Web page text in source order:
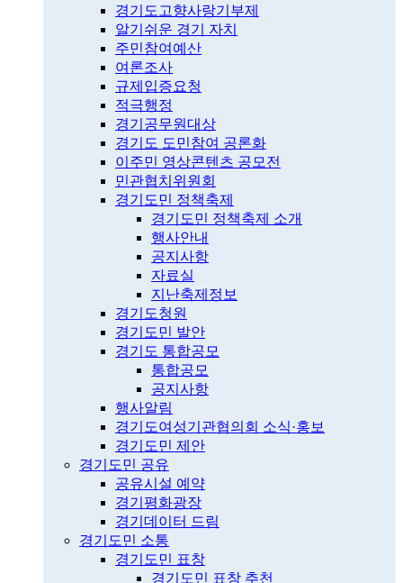
경기도고향사랑기부제
알기쉬운 경기 자치
주민참여예산
여론조사
규제입증요청
적극행정
경기공무원대상
경기도 도민참여 공론화
이주민 영상콘텐츠 공모전
민관협치위원회
경기도민 정책축제
경기도민 정책축제 소개
행사안내
공지사항
자료실
지난축제정보
경기도청원
경기도민 발안
경기도 통합공모
통합공모
공지사항
행사알림
경기도여성기관협의회 소식·홍보
경기도민 제안
경기도민 공유
공유시설 예약
경기평화광장
경기데이터 드림
경기도민 소통
경기도민 표창
경기도민 표창 추천